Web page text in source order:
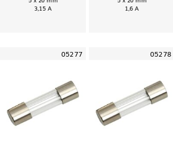
3,15 A 1,6 A
05277 05278